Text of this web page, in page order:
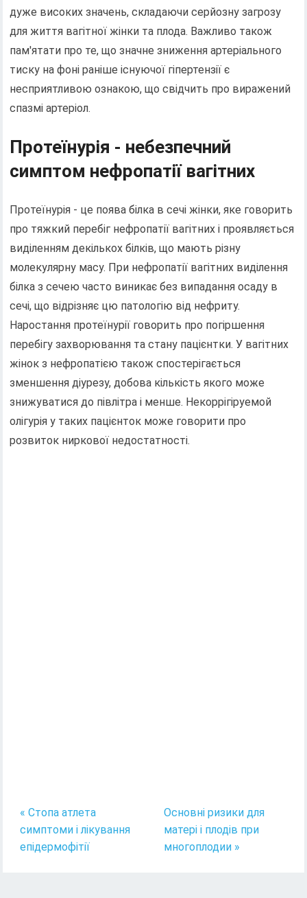
дуже високих значень, складаючи серйозну загрозу
для життя вагітної жінки та плода. Важливо також
пам'ятати про те, що значне зниження артеріального
тиску на фоні раніше існуючої гіпертензії є
несприятливою ознакою, що свідчить про виражений
спазмі артеріол.
Протеїнурія - небезпечний
симптом нефропатії вагітних
Протеїнурія - це поява білка в сечі жінки, яке говорить
про тяжкий перебіг нефропатії вагітних і проявляється
виділенням декількох білків, що мають різну
молекулярну масу. При нефропатії вагітних виділення
білка з сечею часто виникає без випадання осаду в
сечі, що відрізняє цю патологію від нефриту.
Наростання протеїнурії говорить про погіршення
перебігу захворювання та стану пацієнтки. У вагітних
жінок з нефропатією також спостерігається
зменшення діурезу, добова кількість якого може
знижуватися до півлітра і менше. Некоррігіруемой
олігурія у таких пацієнток може говорити про
розвиток ниркової недостатності.
« Стопа атлета
симптоми і лікування
епідермофітії
Основні ризики для
матері і плодів при
многоплодии »